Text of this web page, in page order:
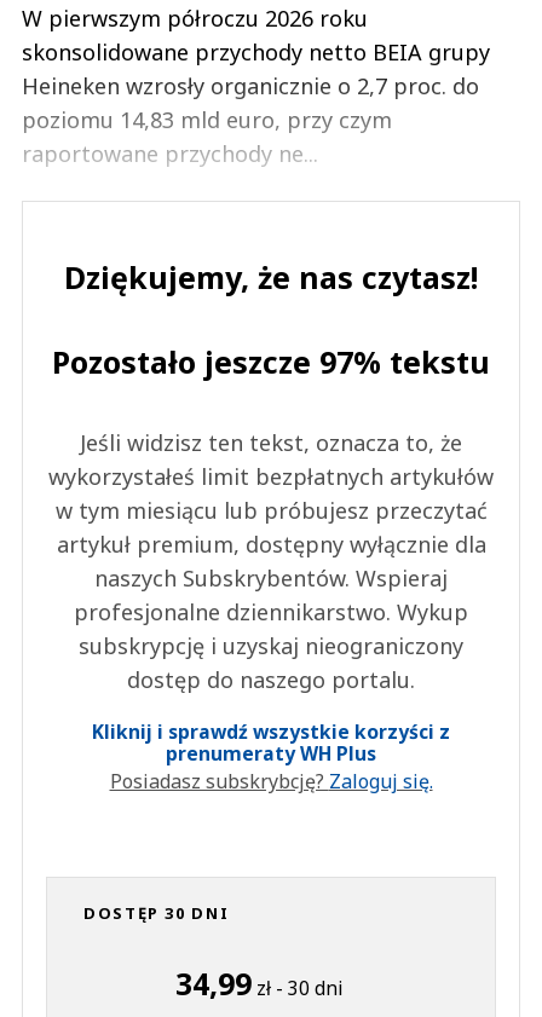
W pierwszym półroczu 2026 roku
skonsolidowane przychody netto BEIA grupy
Heineken wzrosły organicznie o 2,7 proc. do
poziomu 14,83 mld euro, przy czym
raportowane przychody ne...
Dziękujemy, że nas czytasz!
Pozostało jeszcze 97% tekstu
Jeśli widzisz ten tekst, oznacza to, że
wykorzystałeś limit bezpłatnych artykułów
w tym miesiącu lub próbujesz przeczytać
artykuł premium, dostępny wyłącznie dla
naszych Subskrybentów. Wspieraj
profesjonalne dziennikarstwo. Wykup
subskrypcję i uzyskaj nieograniczony
dostęp do naszego portalu.
Kliknij i sprawdź wszystkie korzyści z
prenumeraty WH Plus
Posiadasz subskrybcję? Zaloguj się.
DOSTĘP 30 DNI
34,99 zł - 30 dni